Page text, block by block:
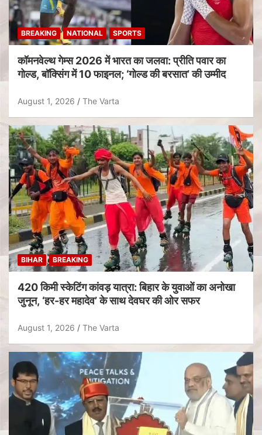
BREAKING NATIONAL SPORTS
कॉमनवेल्थ गेम्स 2026 में भारत का जलवा: प्रीति पवार का
गोल्ड, बॉक्सिंग में 10 फाइनल; ‘गोल्ड की बरसात’ की उम्मीद
August 1, 2026 The Varta
BIHAR BREAKING
420 किमी स्केटिंग कांवड़ यात्रा: बिहार के युवाओं का अनोखा
जुनून, ‘हर-हर महादेव’ के साथ देवघर की ओर सफर
August 1, 2026 The Varta